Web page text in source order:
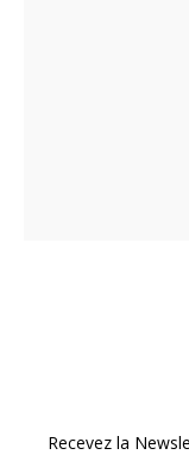
Recevez la